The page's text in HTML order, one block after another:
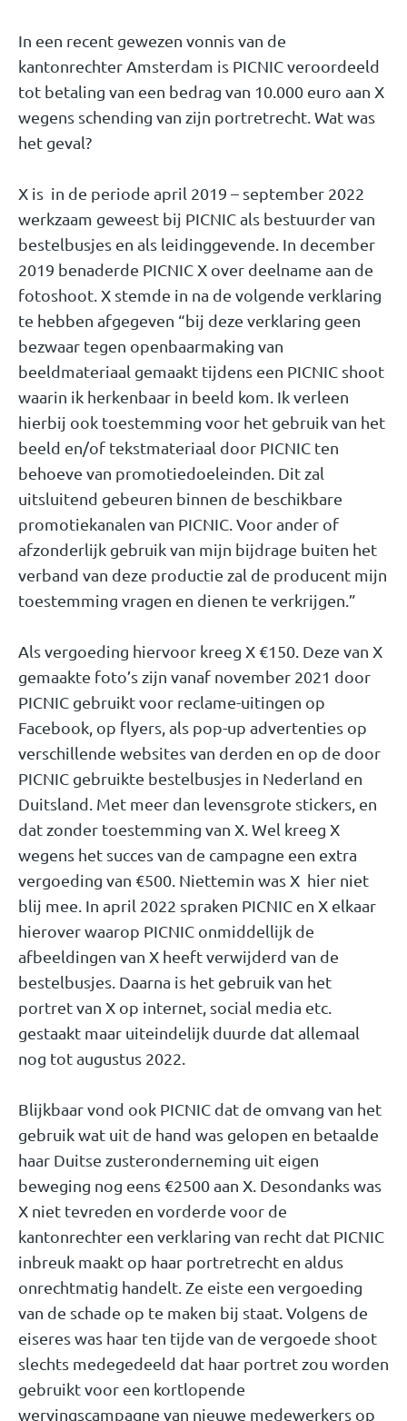
In een recent gewezen vonnis van de
kantonrechter Amsterdam is PICNIC veroordeeld
tot betaling van een bedrag van 10.000 euro aan X
wegens schending van zijn portretrecht. Wat was
het geval?
X is in de periode april 2019 – september 2022
werkzaam geweest bij PICNIC als bestuurder van
bestelbusjes en als leidinggevende. In december
2019 benaderde PICNIC X over deelname aan de
fotoshoot. X stemde in na de volgende verklaring
te hebben afgegeven “bij deze verklaring geen
bezwaar tegen openbaarmaking van
beeldmateriaal gemaakt tijdens een PICNIC shoot
waarin ik herkenbaar in beeld kom. Ik verleen
hierbij ook toestemming voor het gebruik van het
beeld en/of tekstmateriaal door PICNIC ten
behoeve van promotiedoeleinden. Dit zal
uitsluitend gebeuren binnen de beschikbare
promotiekanalen van PICNIC. Voor ander of
afzonderlijk gebruik van mijn bijdrage buiten het
verband van deze productie zal de producent mijn
toestemming vragen en dienen te verkrijgen.”
Als vergoeding hiervoor kreeg X €150. Deze van X
gemaakte foto’s zijn vanaf november 2021 door
PICNIC gebruikt voor reclame-uitingen op
Facebook, op flyers, als pop-up advertenties op
verschillende websites van derden en op de door
PICNIC gebruikte bestelbusjes in Nederland en
Duitsland. Met meer dan levensgrote stickers, en
dat zonder toestemming van X. Wel kreeg X
wegens het succes van de campagne een extra
vergoeding van €500. Niettemin was X hier niet
blij mee. In april 2022 spraken PICNIC en X elkaar
hierover waarop PICNIC onmiddellijk de
afbeeldingen van X heeft verwijderd van de
bestelbusjes. Daarna is het gebruik van het
portret van X op internet, social media etc.
gestaakt maar uiteindelijk duurde dat allemaal
nog tot augustus 2022.
Blijkbaar vond ook PICNIC dat de omvang van het
gebruik wat uit de hand was gelopen en betaalde
haar Duitse zusteronderneming uit eigen
beweging nog eens €2500 aan X. Desondanks was
X niet tevreden en vorderde voor de
kantonrechter een verklaring van recht dat PICNIC
inbreuk maakt op haar portretrecht en aldus
onrechtmatig handelt. Ze eiste een vergoeding
van de schade op te maken bij staat. Volgens de
eiseres was haar ten tijde van de vergoede shoot
slechts medegedeeld dat haar portret zou worden
gebruikt voor een kortlopende
wervingscampagne van nieuwe medewerkers op